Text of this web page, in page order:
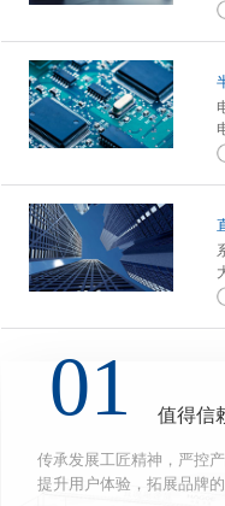
值得信
传承发展工匠精神，严控
提升用户体验，拓展品牌